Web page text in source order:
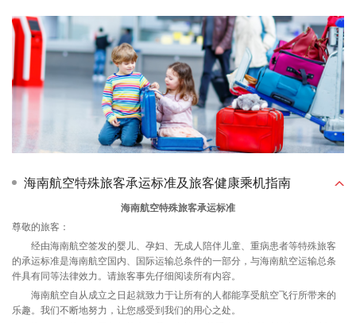
海南航空特殊旅客承运标准及旅客健康乘机指南
海南航空特殊旅客承运标准
尊敬的旅客：
经由海南航空签发的婴儿、孕妇、无成人陪伴儿童、重病患者等特殊旅客
的承运标准是海南航空国内、国际运输总条件的一部分，与海南航空运输总条
件具有同等法律效力。请旅客事先仔细阅读所有内容。
海南航空自从成立之日起就致力于让所有的人都能享受航空飞行所带来的
乐趣。我们不断地努力，让您感受到我们的用心之处。